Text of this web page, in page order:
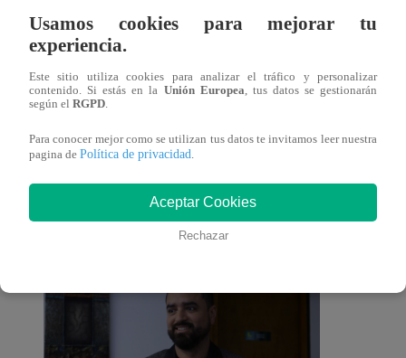
Domingo 01 de junio
del
También te puede
interesar
Usamos cookies para mejorar tu
experiencia.
Este sitio utiliza cookies para analizar el tráfico y personalizar
contenido. Si estás en la Unión Europea, tus datos se gestionarán
según el RGPD.
Para conocer mejor como se utilizan tus datos te invitamos leer nuestra
pagina de Política de privacidad.
Aceptar Cookies
Rechazar